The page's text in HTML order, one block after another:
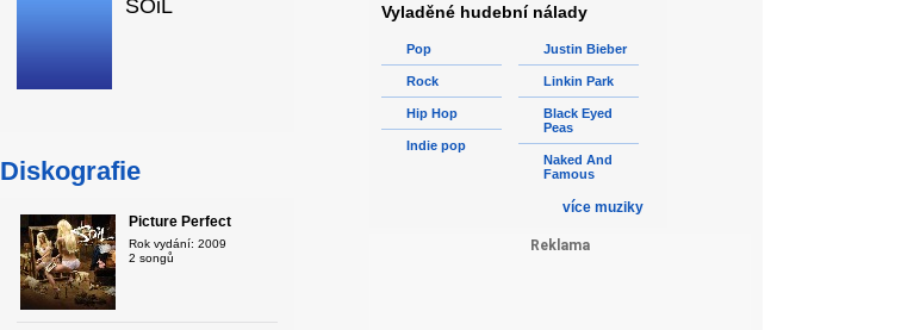
SOiL
Diskografie
Picture Perfect
Rok vydání: 2009
2 songů
Vyladěné hudební nálady
Pop
Rock
Hip Hop
Indie pop
Justin Bieber
Linkin Park
Black Eyed
Peas
Naked And
Famous
více muziky